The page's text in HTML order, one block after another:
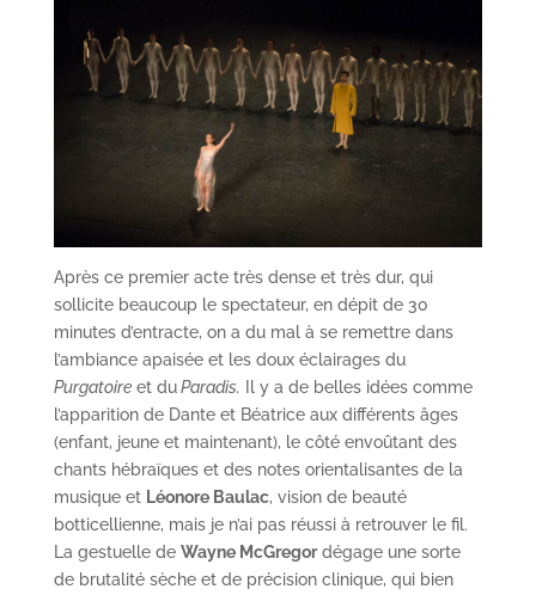
Après ce premier acte très dense et très dur, qui
sollicite beaucoup le spectateur, en dépit de 30
minutes d’entracte, on a du mal à se remettre dans
l’ambiance apaisée et les doux éclairages du
Purgatoire et duParadis. Il y a de belles idées comme
l’apparition de Dante et Béatrice aux différents âges
(enfant, jeune et maintenant), le côté envoûtant des
chants hébraïques et des notes orientalisantes de la
musique et Léonore Baulac, vision de beauté
botticellienne, mais je n’ai pas réussi à retrouver le fil.
La gestuelle de Wayne McGregordégage une sorte
de brutalité sèche et de précision clinique, qui bien